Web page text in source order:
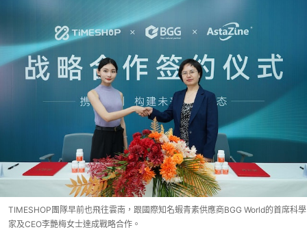
TIMESHOP團隊早前也飛往雲南，跟國際知名蝦青素供應商BGG World的首席科學
家及CEO李艷梅女士達成戰略合作。